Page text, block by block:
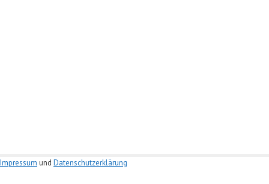
Impressum und Datenschutzerklärung